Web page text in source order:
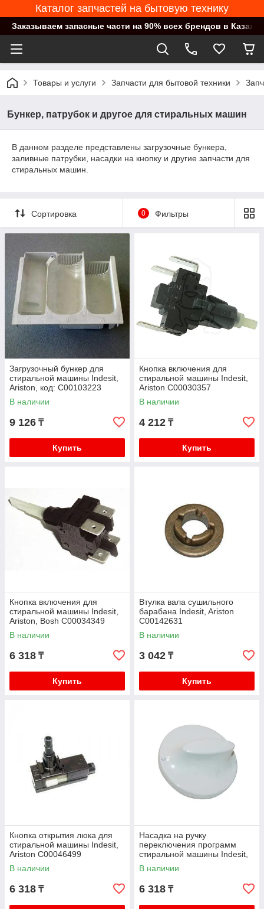
Каталог запчастей на бытовую технику
Заказываем запасные части на 90% всех брендов в
Товары и услуги Запчасти для бытовой техники
Бункер, патрубок и другое для стиральных машин
В данном разделе представлены загрузочные бункера,
заливные патрубки, насадки на кнопку и другие запчасти для
стиральных машин.
Сортировка 0 Фильтры
Загрузочный бункер для
стиральной машины Indesit,
Ariston, код: C00103223
В наличии
9 126 ₸
Купить
Кнопка включения для
стиральной машины Indesit,
Ariston C00030357
В наличии
4 212 ₸
Купить
Кнопка включения для
стиральной машины Indesit,
Ariston, Bosh C00034349
В наличии
6 318 ₸
Купить
Втулка вала сушильного
барабана Indesit, Ariston
C00142631
В наличии
3 042 ₸
Купить
Кнопка открытия люка для
стиральной машины Indesit,
Ariston C00046499
В наличии
6 318 ₸
Насадка на ручку
переключения программ
стиральной машины Indesit,
Ariston C00075319
В наличии
6 318 ₸